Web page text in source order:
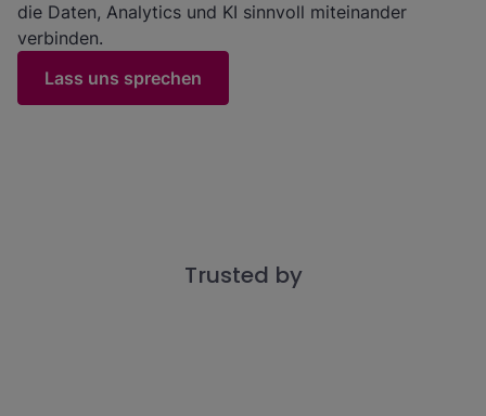
die Daten, Analytics und KI sinnvoll miteinander
verbinden.
Lass uns sprechen
Trusted by